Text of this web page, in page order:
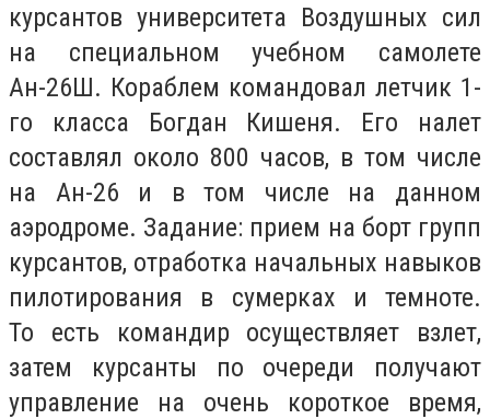
курсантов университета Воздушных сил
на специальном учебном самолете
Ан-26Ш. Кораблем командовал летчик 1-
го класса Богдан Кишеня. Его налет
составлял около 800 часов, в том числе
на Ан-26 и в том числе на данном
аэродроме. Задание: прием на борт групп
курсантов, отработка начальных навыков
пилотирования в сумерках и темноте.
То есть командир осуществляет взлет,
затем курсанты по очереди получают
управление на очень короткое время,